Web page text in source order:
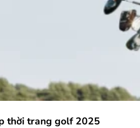
thời trang golf 2025